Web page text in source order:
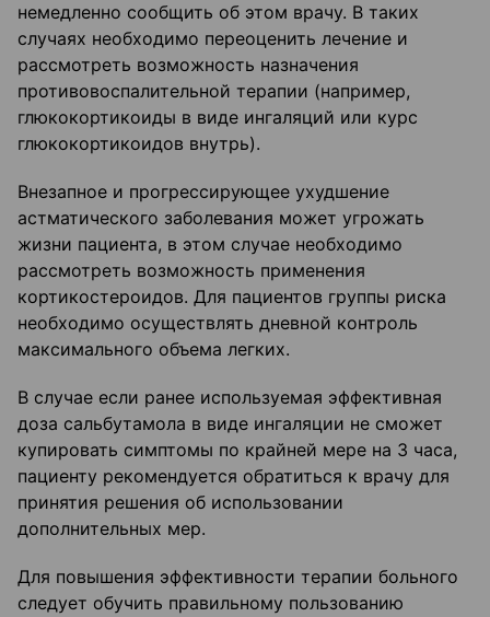
немедленно сообщить об этом врачу. В таких
случаях необходимо переоценить лечение и
рассмотреть возможность назначения
противовоспалительной терапии (например,
глюкокортикоиды в виде ингаляций или курс
глюкокортикоидов внутрь).
Внезапное и прогрессирующее ухудшение
астматического заболевания может угрожать
жизни пациента, в этом случае необходимо
рассмотреть возможность применения
кортикостероидов. Для пациентов группы риска
необходимо осуществлять дневной контроль
максимального объема легких.
В случае если ранее используемая эффективная
доза сальбутамола в виде ингаляции не сможет
купировать симптомы по крайней мере на 3 часа,
пациенту рекомендуется обратиться к врачу для
принятия решения об использовании
дополнительных мер.
Для повышения эффективности терапии больного
следует обучить правильному пользованию